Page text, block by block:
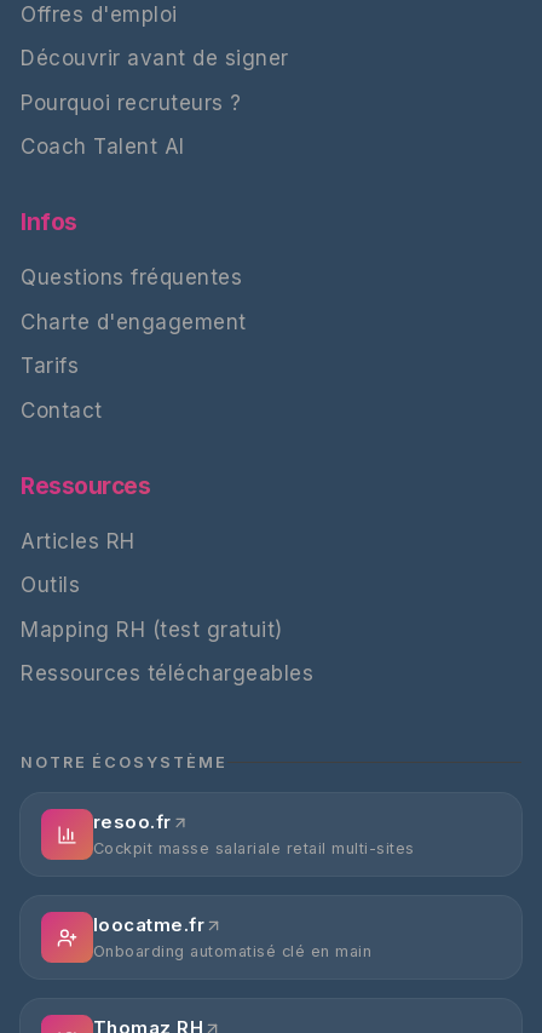
Offres d'emploi
Découvrir avant de signer
Pourquoi recruteurs ?
Coach Talent AI
Infos
Questions fréquentes
Charte d'engagement
Tarifs
Contact
Ressources
Articles RH
Outils
Mapping RH (test gratuit)
Ressources téléchargeables
NOTRE ÉCOSYSTÈME
resoo.fr
Cockpit masse salariale retail multi-sites
loocatme.fr
Onboarding automatisé clé en main
Thomaz RH